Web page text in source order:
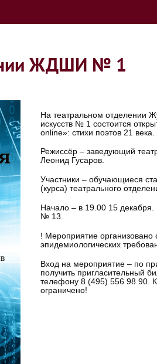
ЖДШИ № 1
На театральном отделении
искусств № 1 состоится
online»: стихи поэтов 21 века.
Режиссёр – заведующий
Леонид Гусаров.
Участники – обучающиеся
(курса) театрального
Начало – в 19.00 15
№ 13.
! Мероприятие организовано
эпидемиологических
Вход на мероприятие – по
получить пригласительный
телефону 8 (495) 556 98 90.
ограничено!